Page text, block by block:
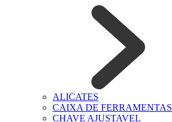
ALICATES
CAIXA DE FERRAMENTAS
CHAVE AJUSTAVEL